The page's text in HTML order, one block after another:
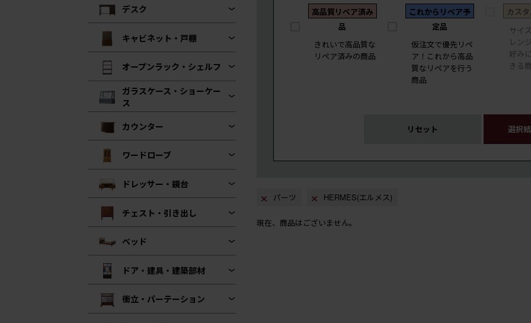
デスク
キャビネット・戸棚
オープンラック・シェルフ
ガラスケース・ショーケー
ス
カウンター
ワードローブ
ドレッサー・鏡台
チェスト・引き出し
ベッド
ドア・建具・建築部材
衝立・パーテーション
高品質リペア済み
品
きれいで高品質な
リペア済みの商品
これからリペア予
定品
仮注文で優先リペ
ア！これから高品
質なリペアを行う
商品
カス
サイ
レン
好み
きる
リセット 選択
パーツ HERMES(エルメス)
現在、商品はございません。